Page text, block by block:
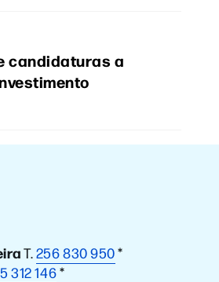
candidaturas a
T.256 830 950*
312 146*